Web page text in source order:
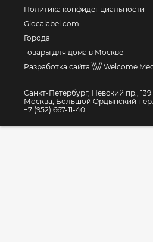
Политика конфиденциальности
Glocalabel.com
Города
Товары для дома в Москве
Разработка сайта \\\// Welcome
Санкт-Петербург, Невский пр., 139
Москва, Большой Ордынский
+7 (952) 667-11-40